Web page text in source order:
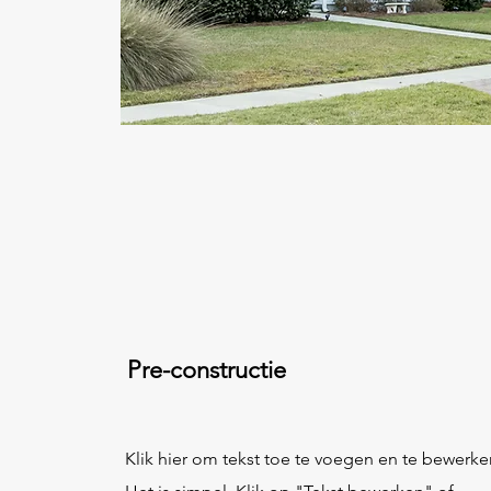
Pre-constructie
Klik hier om tekst toe te voegen en te